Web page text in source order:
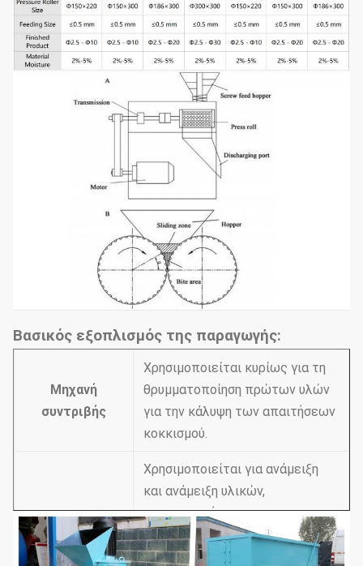
Βασικός εξοπλισμός της παραγωγής:
Μηχανή
συντριβής
Χρησιμοποιείται κυρίως για τη
θρυμματοποίηση πρώτων υλών
για την κάλυψη των απαιτήσεων
κοκκισμού.
Μηχανή
ανάμειξης
Χρησιμοποιείται για ανάμειξη
και ανάμειξη υλικών,
προσαρμογή της
περιεκτικότητας σε υγρασία
των υλικών και προσθήκη